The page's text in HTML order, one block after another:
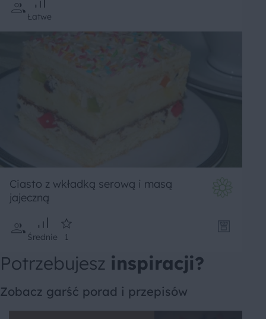
Łatwe
Ciasto z wkładką serową i masą
jajeczną
Średnie 1
Potrzebujesz inspiracji?
Zobacz garść porad i przepisów